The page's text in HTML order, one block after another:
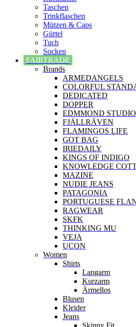
Taschen
Trinkflaschen
Mützen & Caps
Gürtel
Tuch
Socken
FAIRTRADE
Brands
ARMEDANGELS
COLORFUL
DEDICATED
DOPPER
EDMMOND
FJÄLLRÄVEN
FLAMINGOS LIFE
GOT BAG
IRIEDAILY
KINGS OF INDIGO
KNOWLEDGE
MAZINE
NUDIE JEANS
PATAGONIA
PORTUGUESE
RAGWEAR
SKFK
THINKING MU
VEJA
UCON
Women
Shirts
Langarm
Kurzarm
Ärmellos
Blusen
Kleider
Jeans
Skinny Fit